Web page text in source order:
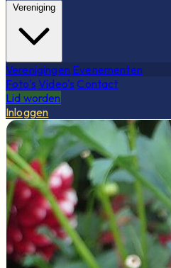
Vereniging
Verenigingen Evenementen
Foto's Video's Contact
Lid worden
Inloggen